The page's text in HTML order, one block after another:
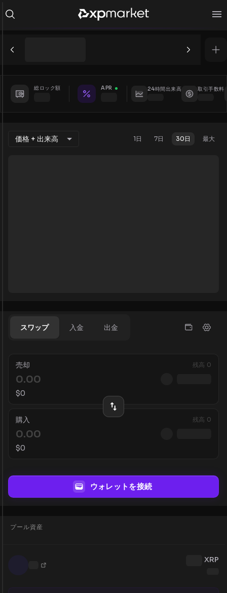
総ロック額 APR 24時間出来高 取引手数料
価格 + 出来高 1日 7日 30日 最大
スワップ 入金 出金
売却 残高 0
$0
購入 残高 0
$0
ウォレットを接続
プール資産
XRP